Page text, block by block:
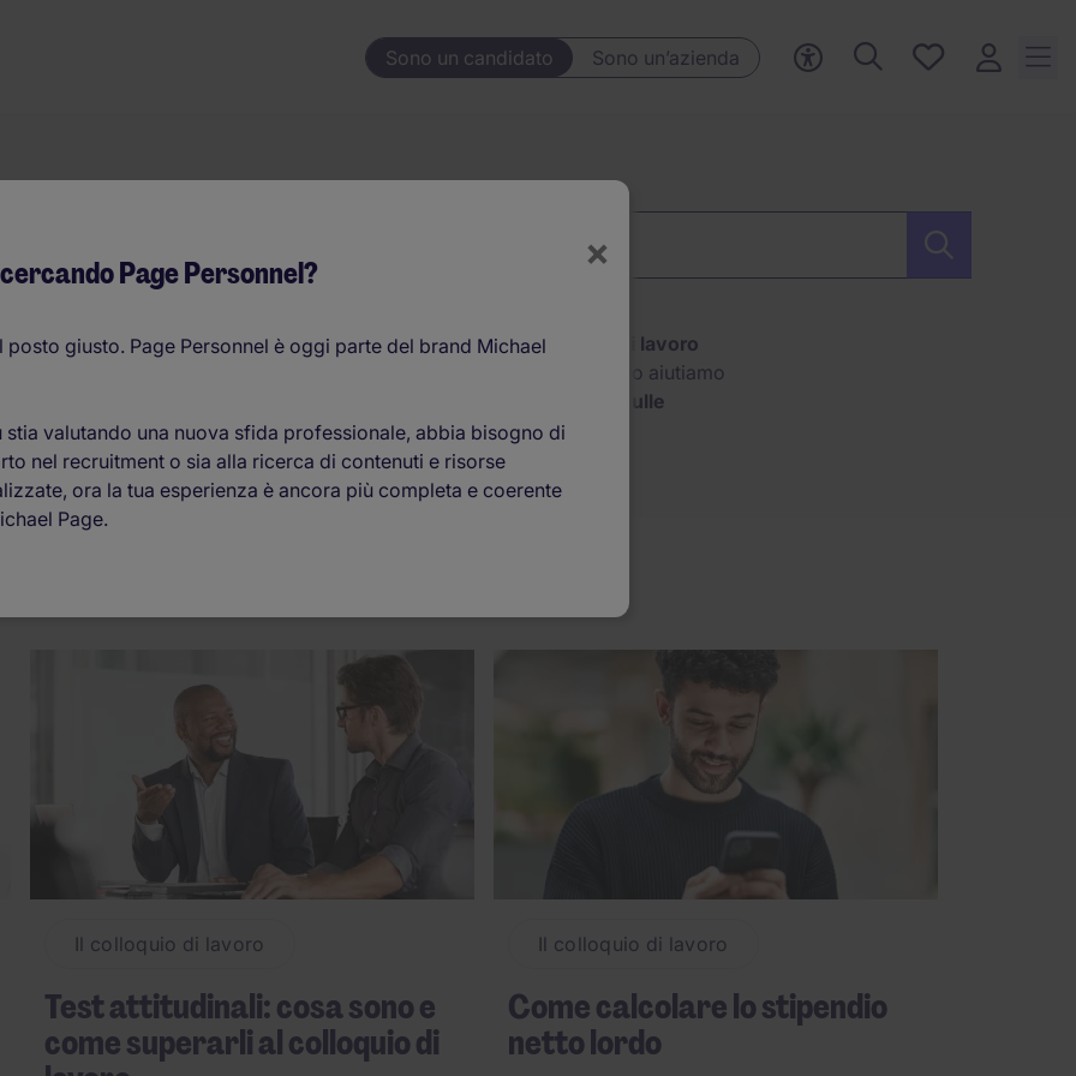
Sono un candidato Sono un’azienda
Preferiti, 0
del reclutamento. Gli head hunter hanno incontrato acolloquio di lavoro
mercato e con specializzazioni e background differenti. Ogni giorno aiutiamo
i CV, perfezionando le lettere di presentazione e dando
consigli sulle
nell'ambito della loro carriera. Indipendentemente dal fatto che siate
di qualsiasi carriera è il colloquio di lavoro.
e salutano i potenziali datori di lavoro. Per alcuni, incontrare nuove persone,
il candidato perfetto
di un colloquio di lavoro è molto spesso un fattore significativo del perché i
tramite videochiamata o un tradizionale colloquio di lavoro faccia a faccia,
per il lavoro dei vostri sogni volete essere sicuri di fare colpo. Un colloquio di
datore di lavoro, non solo l'intervistatore
valuterà le vostre capacità ed
e se vi troverete bene o meno all'interno del loro team. Allo stesso
e se la cultura generale del posto di lavoro è quella che vi permetterà
un colloquio di lavoro, quindi abbiamo sviluppato una serie di consigli
incontro. Il nostro team di esperti consulenti di reclutamento può offrire
consigli
vostro stipendio.
Il colloquio di lavoro
Test attitudinali: cosa sono e
come superarli al colloquio di
Il colloquio di lavoro
Come calcolare lo stipendio
netto lordo
×
Page Personnel?
posto giusto. Page Personnel è oggi parte del brand Michael
stia valutando una nuova sfida professionale, abbia bisogno di
nel recruitment o sia alla ricerca di contenuti e risorse
ora la tua esperienza è ancora più completa e coerente
Page.